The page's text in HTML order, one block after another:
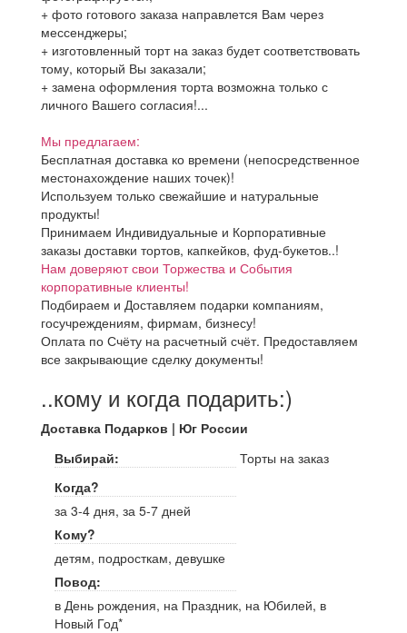
+ фото готового заказа направлется Вам через
мессенджеры;
+ изготовленный торт на заказ будет соответствовать
тому, который Вы заказали;
+ замена оформления торта возможна только с
личного Вашего согласия!...
Мы предлагаем:
Бесплатная доставка ко времени (непосредственное
местонахождение наших точек)!
Используем только свежайшие и натуральные
продукты!
Принимаем Индивидуальные и Корпоративные
заказы доставки тортов, капкейков, фуд-букетов..!
Нам доверяют свои Торжества и События
корпоративные клиенты!
Подбираем и Доставляем подарки компаниям,
госучреждениям, фирмам, бизнесу!
Оплата по Счёту на расчетный счёт. Предоставляем
все закрывающие сделку документы!
..кому и когда подарить:)
Доставка Подарков | Юг России
Выбирай:
Торты на заказ
Когда?
за 3-4 дня, за 5-7 дней
Кому?
детям, подросткам, девушке
Повод:
в День рождения, на Праздник, на Юбилей, в
Новый Год*